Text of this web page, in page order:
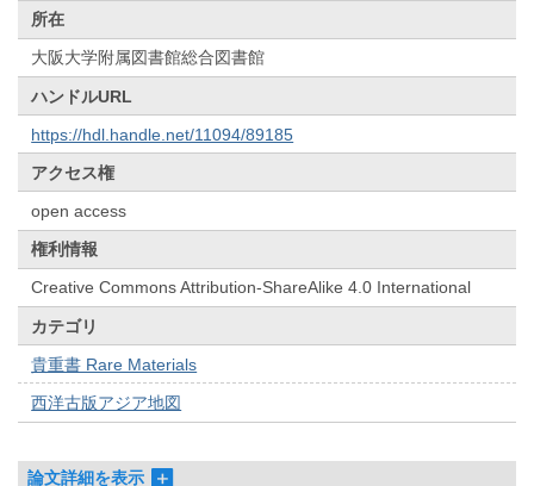
所在
大阪大学附属図書館総合図書館
ハンドルURL
https://hdl.handle.net/11094/89185
アクセス権
open access
権利情報
Creative Commons Attribution-ShareAlike 4.0 International
カテゴリ
貴重書 Rare Materials
西洋古版アジア地図
論文詳細を表示